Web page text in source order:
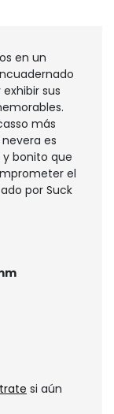
en un
sus
más
es
bonito que
el
por Suck
si aún